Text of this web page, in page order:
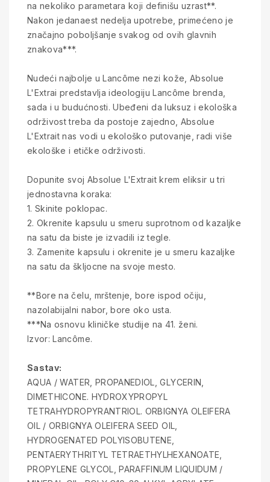
na nekoliko parametara koji definišu uzrast**.
Nakon jedanaest nedelja upotrebe, primećeno je
značajno poboljšanje svakog od ovih glavnih
znakova***.
Nudeći najbolje u Lancôme nezi kože, Absolue
L'Extrai predstavlja ideologiju Lancôme brenda,
sada i u budućnosti. Ubeđeni da luksuz i ekološka
održivost treba da postoje zajedno, Absolue
L'Extrait nas vodi u ekološko putovanje, radi više
ekološke i etičke održivosti.
Dopunite svoj Absolue L'Extrait krem eliksir u tri
jednostavna koraka:
1. Skinite poklopac.
2. Okrenite kapsulu u smeru suprotnom od kazaljke
na satu da biste je izvadili iz tegle.
3. Zamenite kapsulu i okrenite je u smeru kazaljke
na satu da škljocne na svoje mesto.
**Bore na čelu, mrštenje, bore ispod očiju,
nazolabijalni nabor, bore oko usta.
***Na osnovu kliničke studije na 41. ženi.
Izvor: Lancôme.
Sastav:
AQUA / WATER, PROPANEDIOL, GLYCERIN,
DIMETHICONE. HYDROXYPROPYL
TETRAHYDROPYRANTRIOL. ORBIGNYA OLEIFERA
OIL / ORBIGNYA OLEIFERA SEED OIL,
HYDROGENATED POLYISOBUTENE,
PENTAERYTHRITYL TETRAETHYLHEXANOATE,
PROPYLENE GLYCOL, PARAFFINUM LIQUIDUM /